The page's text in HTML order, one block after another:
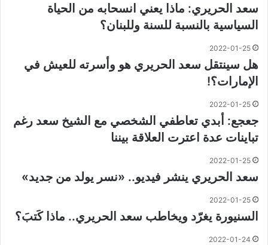
سعد الحريري: ماذا يعني انسحابه من الحياة
السياسية بالنسبة للسنة وللبنان؟
2022-01-25
هل سينتقل سعد الحريري هو وأسرته للعيش في
الإمارات؟!
2022-01-25
جعجع: أبدي تعاطفي الشخصي مع الشيخ سعد رغم
تباينات عدة اعترت العلاقة بيننا
2022-01-25
سعد الحريري ينشر فيديو.. «نسر يولد من جديد»
2022-01-25
السنيورة يغرّد ويخاطب سعد الحريري.. ماذا كَتبَ؟
2022-01-24